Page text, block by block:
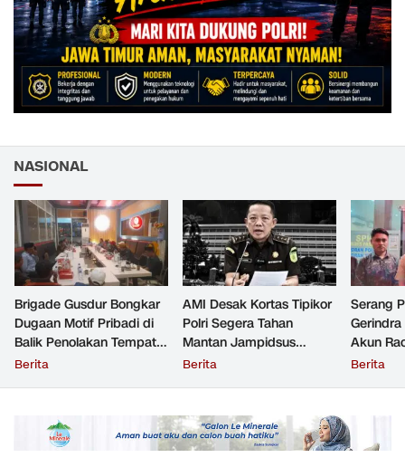
NASIONAL
Brigade Gusdur Bongkar
Dugaan Motif Pribadi di
Balik Penolakan Tempat
Ibadah GKJW Bangil
Berita
AMI Desak Kortas Tipikor
Polri Segera Tahan
Mantan Jampidsus
Tersangka Korupsi
Berita
Serang
Akun
Resmi
Berita